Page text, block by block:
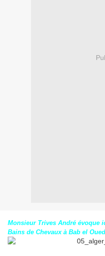
Monsieur Trives André évoque
Bains de Chevaux à Bab el